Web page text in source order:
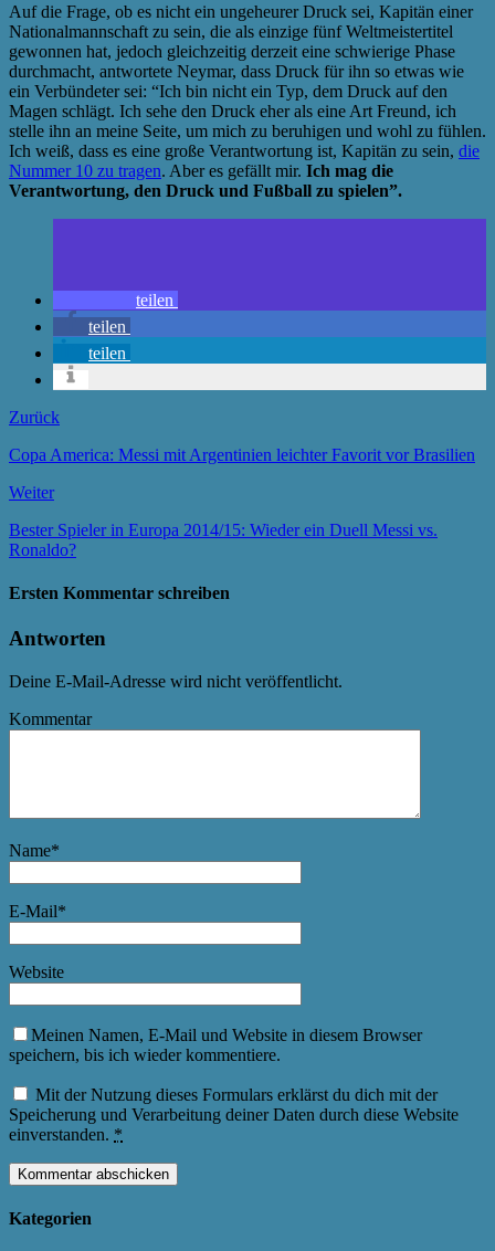
Auf die Frage, ob es nicht ein ungeheurer Druck sei, Kapitän einer
Nationalmannschaft zu sein, die als einzige fünf Weltmeistertitel
gewonnen hat, jedoch gleichzeitig derzeit eine schwierige Phase
durchmacht, antwortete Neymar, dass Druck für ihn so etwas wie
ein Verbündeter sei: “Ich bin nicht ein Typ, dem Druck auf den
Magen schlägt. Ich sehe den Druck eher als eine Art Freund, ich
stelle ihn an meine Seite, um mich zu beruhigen und wohl zu fühlen.
Ich weiß, dass es eine große Verantwortung ist, Kapitän zu sein, die
Nummer 10 zu tragen. Aber es gefällt mir. Ich mag die
Verantwortung, den Druck und Fußball zu spielen”.
teilen
teilen
teilen
Zurück
Copa America: Messi mit Argentinien leichter Favorit vor Brasilien
Weiter
Bester Spieler in Europa 2014/15: Wieder ein Duell Messi vs.
Ronaldo?
Ersten Kommentar schreiben
Antworten
Deine E-Mail-Adresse wird nicht veröffentlicht.
Kommentar
Name*
E-Mail*
Website
Meinen Namen, E-Mail und Website in diesem Browser
speichern, bis ich wieder kommentiere.
Mit der Nutzung dieses Formulars erklärst du dich mit der
Speicherung und Verarbeitung deiner Daten durch diese Website
einverstanden. *
Kategorien